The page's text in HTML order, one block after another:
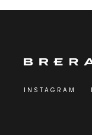
INSTAGRAM